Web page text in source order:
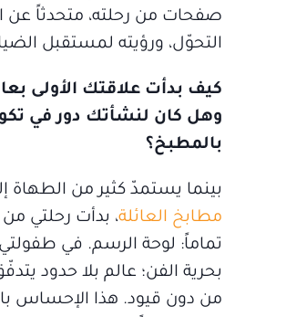
صفحات من رحلته، متحدثاً عن
التحوّل، ورؤيته لمستقبل
كيف بدأت علاقتك الأولى
وهل كان لنشأتك دور في
بالمطبخ؟
بينما يستمدّ كثير من الطهاة
مطابخ العائلة، بدأت رحلتي
تماماً: لوحة الرسم. في
بحرية الفن؛ عالم بلا حدود
من دون قيود. هذا الإحساس